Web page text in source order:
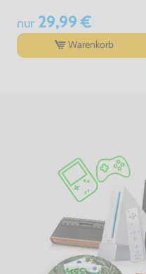
nur29,99 €
Warenkorb